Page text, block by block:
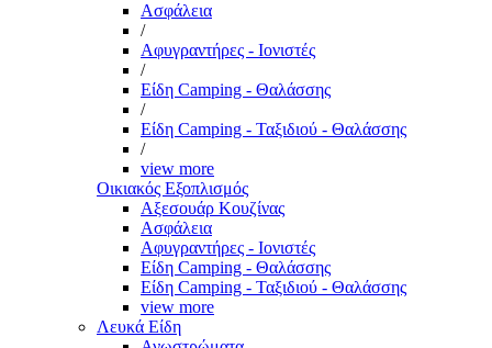
Ασφάλεια
/
Αφυγραντήρες - Ιονιστές
/
Είδη Camping - Θαλάσσης
/
Είδη Camping - Ταξιδιού - Θαλάσσης
/
view more
Οικιακός Εξοπλισμός
Αξεσουάρ Κουζίνας
Ασφάλεια
Αφυγραντήρες - Ιονιστές
Είδη Camping - Θαλάσσης
Είδη Camping - Ταξιδιού - Θαλάσσης
view more
Λευκά Είδη